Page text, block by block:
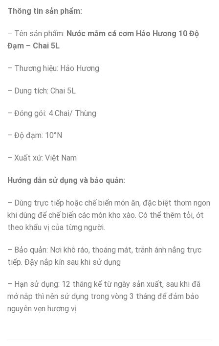
Thông tin sản phẩm:
– Tên sản phẩm: Nước mắm cá cơm Hảo Hương 10 Độ
Đạm – Chai 5L
– Thương hiệu: Hảo Hương
– Dung tích: Chai 5L
– Đóng gói: 4 Chai/ Thùng
– Độ đạm: 10°N
– Xuất xứ: Việt Nam
Hướng dẫn sử dụng và bảo quản:
– Dùng trực tiếp hoặc chế biến món ăn, đặc biệt thơm ngon
khi dùng để chế biến các món kho xào. Có thể thêm tỏi, ớt
theo khẩu vị của từng người.
– Bảo quản: Nơi khô ráo, thoáng mát, tránh ánh nắng trực
tiếp. Đậy nắp kín sau khi sử dụng
– Hạn sử dụng: 12 tháng kể từ ngày sản xuất, sau khi đã
mở nắp thì nên sử dụng trong vòng 3 tháng để đảm bảo
nguyên vẹn hương vị